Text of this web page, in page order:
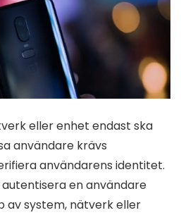
eller enhet endast ska
användare krävs
användarens identitet.
en användare
av system, nätverk eller